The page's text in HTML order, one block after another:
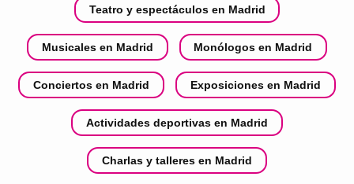
Teatro y espectáculos en Madrid
Musicales en Madrid Monólogos en Madrid
Conciertos en Madrid Exposiciones en Madrid
Actividades deportivas en Madrid
Charlas y talleres en Madrid